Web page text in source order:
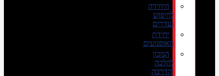
היחידה
לחיפוש
נעדרים
יחידת
האופנועים
המכון
להלכה
והדרכה